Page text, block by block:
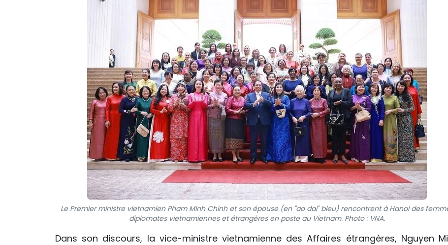
Le Premier ministre vietnamien Pham Minh Chinh et son épouse (en "ao dai" bleu) rencontrent à Hanoi des
diplomates vietnamiennes et étrangères en poste au Vietnam. Photo : VNA.
Dans son discours, la vice-ministre vietnamienne des Affaires étrangères, Nguyen